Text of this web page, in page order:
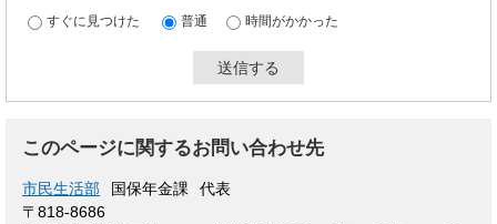
すぐに見つけた 普通 時間がかかった
このページに関するお問い合わせ先
市民生活部 国保年金課
代表
〒818-8686